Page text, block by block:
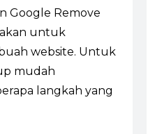
Google Remove
untuk
website. Untuk
mudah
langkah yang